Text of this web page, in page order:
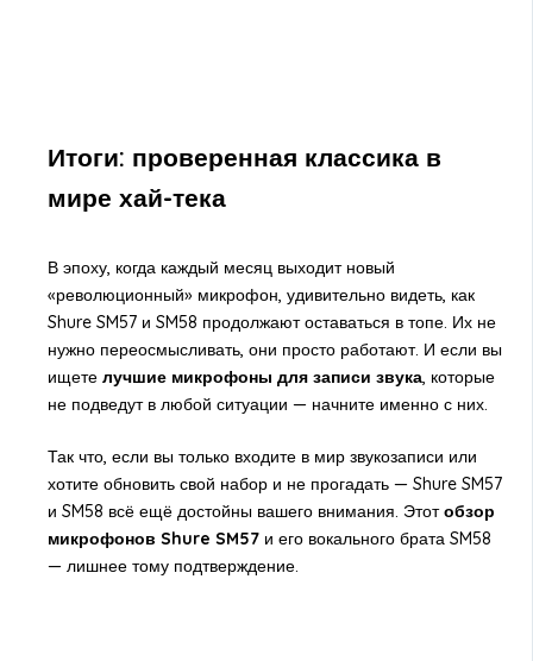
Итоги: проверенная классика в
мире хай-тека
В эпоху, когда каждый месяц выходит новый
«революционный» микрофон, удивительно видеть, как
Shure SM57 и SM58 продолжают оставаться в топе. Их не
нужно переосмысливать, они просто работают. И если вы
ищете лучшие микрофоны для записи звука, которые
не подведут в любой ситуации — начните именно с них.
Так что, если вы только входите в мир звукозаписи или
хотите обновить свой набор и не прогадать — Shure SM57
и SM58 всё ещё достойны вашего внимания. Этотобзор
микрофонов Shure SM57и его вокального брата SM58
— лишнее тому подтверждение.